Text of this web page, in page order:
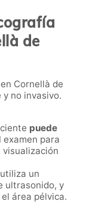
de
Cornellà de
no invasivo.
puede
examen para
un
ultrasonido, y
área pélvica.